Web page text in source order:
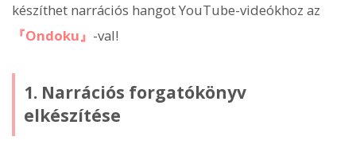
készíthet narrációs hangot YouTube-videókhoz az
『Ondoku』 -val!
1. Narrációs forgatókönyv
elkészítése